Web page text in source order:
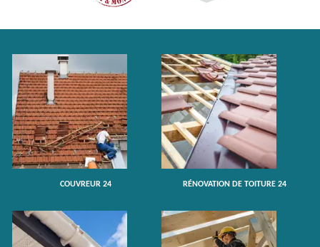
COUVREUR 24 RÉNOVATION DE TOITURE 24